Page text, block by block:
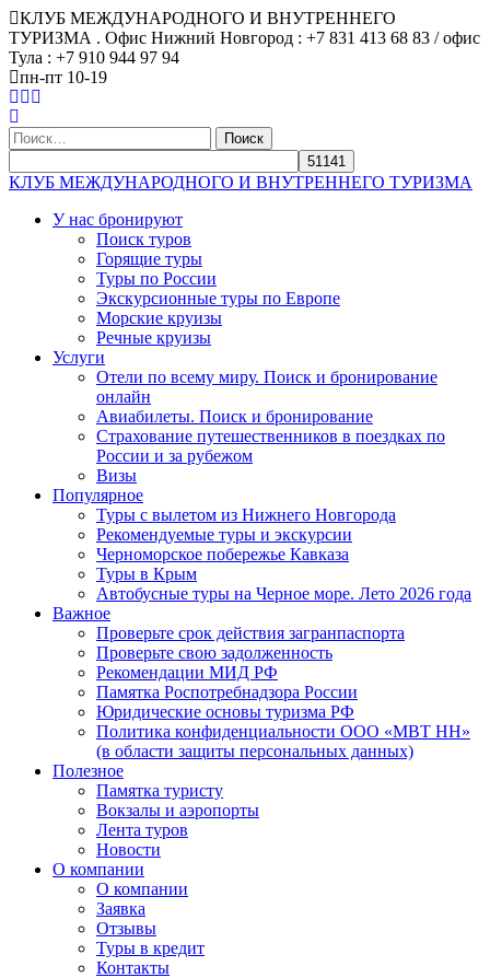
КЛУБ МЕЖДУНАРОДНОГО И ВНУТРЕННЕГО
ТУРИЗМА . Офис Нижний Новгород : +7 831 413 68 83 / офис
Тула : +7 910 944 97 94
пн-пт 10-19
Найти:
КЛУБ МЕЖДУНАРОДНОГО И ВНУТРЕННЕГО ТУРИЗМА
У нас бронируют
Поиск туров
Горящие туры
Туры по России
Экскурсионные туры по Европе
Морские круизы
Речные круизы
Услуги
Отели по всему миру. Поиск и бронирование
онлайн
Авиабилеты. Поиск и бронирование
Страхование путешественников в поездках по
России и за рубежом
Визы
Популярное
Туры с вылетом из Нижнего Новгорода
Рекомендуемые туры и экскурсии
Черноморское побережье Кавказа
Туры в Крым
Автобусные туры на Черное море. Лето 2026 года
Важное
Проверьте срок действия загранпаспорта
Проверьте свою задолженность
Рекомендации МИД РФ
Памятка Роспотребнадзора России
Юридические основы туризма РФ
Политика конфиденциальности ООО «МВТ НН»
(в области защиты персональных данных)
Полезное
Памятка туристу
Вокзалы и аэропорты
Лента туров
Новости
О компании
О компании
Заявка
Отзывы
Туры в кредит
Контакты